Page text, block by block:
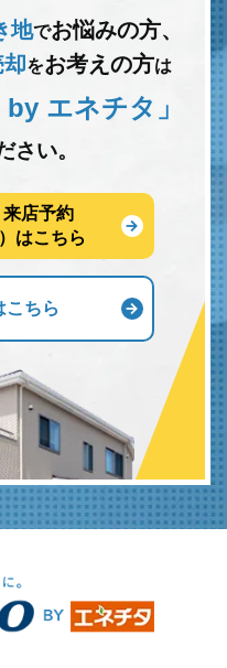
地でお悩みの方、
をお考えの方は
by エネチタ」
さい。
店予約
はこちら
こちら